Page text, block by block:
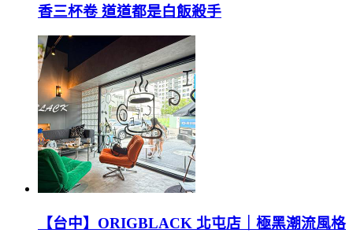
香三杯卷 道道都是白飯殺手
【台中】ORIGBLACK 北屯店｜極黑潮流風格